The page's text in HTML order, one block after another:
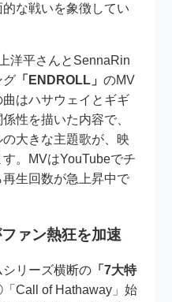
な戦いを象徴してい
洋平さんとSennaRin
グ 「ENDROLL」のMV
はハサウェイとギギ
性を描いた内容で、
大きな主題歌が、映
。MVはYouTubeでチ
生回数が急上昇中で
ァン熱狂を加速
リーズ横断の 「7大特
Call of Hathaway」始